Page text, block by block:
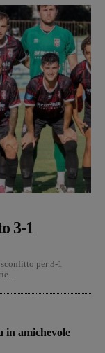
3-1
per 3-1
in amichevole